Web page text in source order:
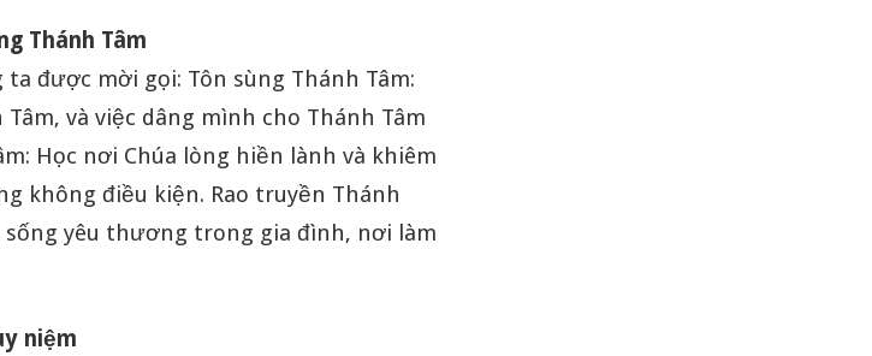
Thánh Tâm
được mời gọi: Tôn sùng Thánh Tâm:
và việc dâng mình cho Thánh Tâm
Học nơi Chúa lòng hiền lành và khiêm
không điều kiện. Rao truyền Thánh
sống yêu thương trong gia đình, nơi làm
niệm